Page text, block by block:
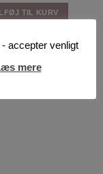
TIL KURV
accepter venligt
mere